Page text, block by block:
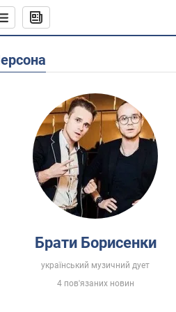
Персона
Брати Борисенки
український музичний дует
4 пов'язаних новин